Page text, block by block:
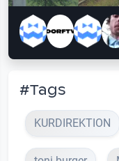
#Tags
KURDIREKTION